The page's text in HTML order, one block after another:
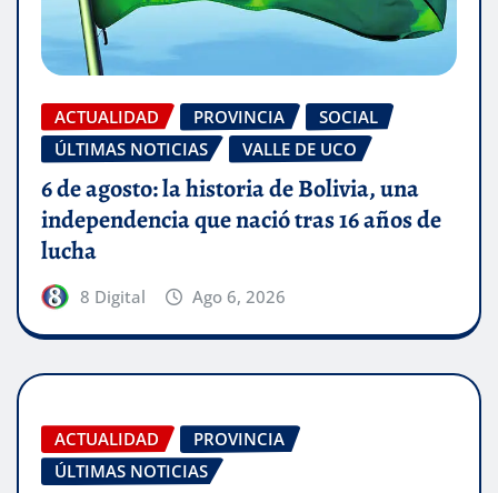
ACTUALIDAD PROVINCIA
SOCIAL
ÚLTIMAS NOTICIAS
VALLE DE UCO
6 de agosto: la historia de Bolivia, una
independencia que nació tras 16 años de
lucha
8 Digital Ago 6, 2026
ACTUALIDAD
PROVINCIA
ÚLTIMAS NOTICIAS